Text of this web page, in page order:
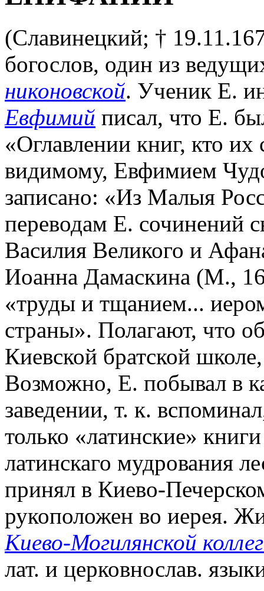
(Славинецкий; †
богослов, один из
никоновской. Ученик Е.
Евфимий писал, что Е.
«Оглавлении книг, кто
видимому, Евфимием
записано: «Из Малыя
переводам Е. сочинений
Василия Великого и
Иоанна Дамаскина (М.,
«труды и тщанием...
страны». Полагают, что
Киевской братской
Возможно, Е. побывал в
заведении, т. к.
только «латинские»
латинскаго мудрования
принял в Киево-
рукоположен во иерея.
Киево-Могилянской
лат. и церковнослав.